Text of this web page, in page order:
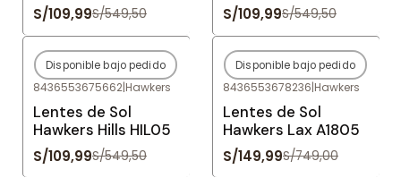
S/109,99S/549,50 S/109,99S/549,50
-80%OFF
Agotado
Disponible bajo pedido
8436553675662|Hawkers
Lentes de Sol
Hawkers Hills HIL05
S/109,99S/549,50
-80%OFF
Agotado
Disponible bajo pedido
8436553678236|Hawkers
Lentes de Sol
Hawkers Lax A1805
S/149,99S/749,00